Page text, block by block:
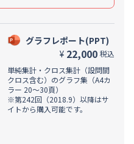
グラフレポート(PPT)
¥ 22,000 税込
単純集計・クロス集計（設問間
クロス含む）のグラフ集（A4カ
ラー 20～30頁）
※第242回（2018.9）以降はサ
イトから購入可能です。